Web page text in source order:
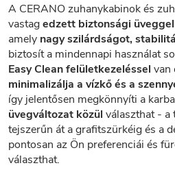
A CERANO zuhanykabinok és
vastagedzett biztonsági üveggel
amely nagy szilárdságot,
biztosít a mindennapi használat
Easy Clean felületkezeléssel van
minimalizálja a vízkő és a
így jelentősen megkönnyíti a
üvegváltozat közül választhat - a
tejszerűn át a grafitszürkéig és a
pontosan az Ön preferenciái és
választhat.